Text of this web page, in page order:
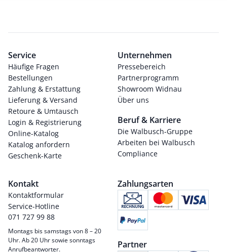
Service
Häufige Fragen
Bestellungen
Zahlung & Erstattung
Lieferung & Versand
Retoure & Umtausch
Login & Registrierung
Online-Katalog
Katalog anfordern
Geschenk-Karte
Unternehmen
Pressebereich
Partnerprogramm
Showroom Widnau
Über uns
Beruf & Karriere
Die Walbusch-Gruppe
Arbeiten bei Walbusch
Compliance
Kontakt
Kontaktformular
Service-Hotline
071 727 99 88
Montags bis samstags von 8 – 20
Uhr. Ab 20 Uhr sowie sonntags
Anrufbeantworter.
Zahlungsarten
Partner